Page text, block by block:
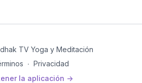
TV Yoga y Meditación
∙ Privacidad
la aplicación ->